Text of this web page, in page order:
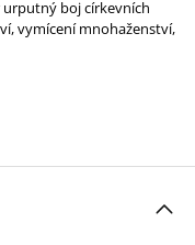
boj církevních
vymícení mnohaženství,